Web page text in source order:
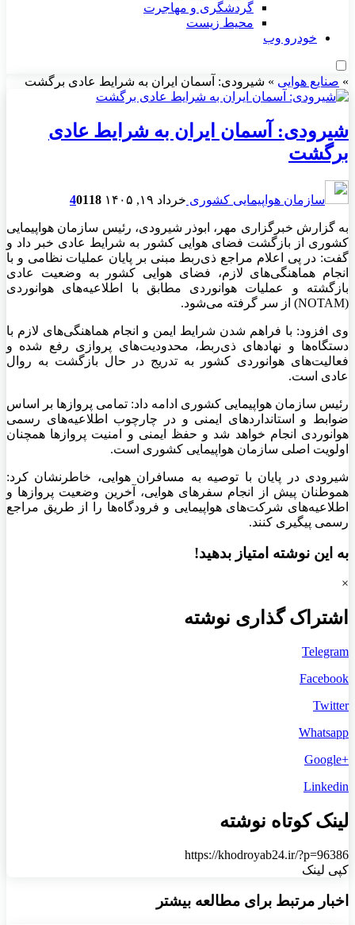
گردشگری و مهاجرت
محیط زیست
خودرو وب
» صنایع هوایی » شیرودی: آسمان ایران به شرایط عادی برگشت
شیرودی: آسمان ایران به شرایط عادی
برگشت
سازمان هواپیمایی کشوری خرداد ۱۹, ۱۴۰۵ 40118
به گزارش خبرگزاری مهر، ابوذر شیرودی، رئیس سازمان هواپیمایی
کشوری از بازگشت فضای هوایی کشور به شرایط عادی خبر داد و
گفت: در پی اعلام مراجع ذی‌ربط مبنی بر پایان عملیات نظامی و با
انجام هماهنگی‌های لازم، فضای هوایی کشور به وضعیت عادی
بازگشته و عملیات هوانوردی مطابق با اطلاعیه‌های هوانوردی
(NOTAM) از سر گرفته می‌شود.
وی افزود: با فراهم شدن شرایط ایمن و انجام هماهنگی‌های لازم با
دستگاه‌ها و نهادهای ذی‌ربط، محدودیت‌های پروازی رفع شده و
فعالیت‌های هوانوردی کشور به تدریج در حال بازگشت به روال
عادی است.
رئیس سازمان هواپیمایی کشوری ادامه داد: تمامی پروازها بر اساس
ضوابط و استانداردهای ایمنی و در چارچوب اطلاعیه‌های رسمی
هوانوردی انجام خواهد شد و حفظ ایمنی و امنیت پروازها همچنان
اولویت اصلی سازمان هواپیمایی کشوری است.
شیرودی در پایان با توصیه به مسافران هوایی، خاطرنشان کرد:
هموطنان پیش از انجام سفرهای هوایی، آخرین وضعیت پروازها و
اطلاعیه‌های شرکت‌های هواپیمایی و فرودگاه‌ها را از طریق مراجع
رسمی پیگیری کنند.
به این نوشته امتیاز بدهید!
×
اشتراک گذاری نوشته
Telegram
Facebook
Twitter
Whatsapp
+Google
Linkedin
لینک کوتاه نوشته
https://khodroyab24.ir/?p=96386
کپی لینک
اخبار مرتبط برای مطالعه بیشتر